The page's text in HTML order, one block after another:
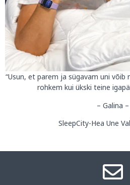
“Usun, et parem ja sügavam uni
rohkem kui ükski teine
– Galina –
SleepCity-Hea Une